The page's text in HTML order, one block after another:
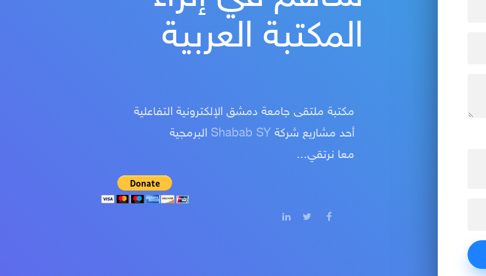
المكتبة العربية
مكتبة ملتقى جامعة دمشق الإلكترونية التفاعلية
أحد مشاريع شركة Shabab SY البرمجية
معا نرتقي...